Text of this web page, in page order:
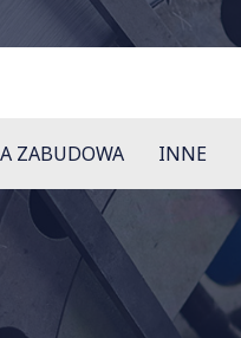
ZABUDOWA INNE